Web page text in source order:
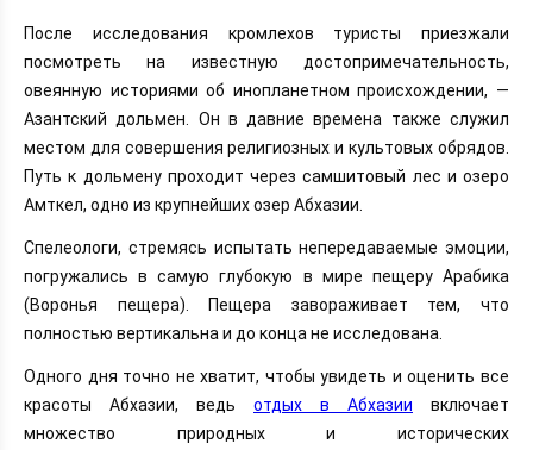
После исследования кромлехов туристы приезжали
посмотреть на известную достопримечательность,
овеянную историями об инопланетном происхождении, —
Азантский дольмен. Он в давние времена также служил
местом для совершения религиозных и культовых обрядов.
Путь к дольмену проходит через самшитовый лес и озеро
Амткел, одно из крупнейших озер Абхазии.
Спелеологи, стремясь испытать непередаваемые эмоции,
погружались в самую глубокую в мире пещеру Арабика
(Воронья пещера). Пещера завораживает тем, что
полностью вертикальна и до конца не исследована.
Одного дня точно не хватит, чтобы увидеть и оценить все
красоты Абхазии, ведь отдых в Абхазии включает
множество природных и исторических